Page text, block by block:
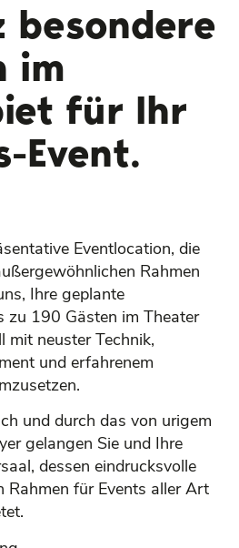
besondere
im
für Ihr
Event.
Eventlocation, die
Rahmen
Ihre geplante
zu 190 Gästen im Theater
mit neuster Technik,
und erfahrenem
und durch das von urigem
gelangen Sie und Ihre
dessen eindrucksvolle
Rahmen für Events aller Art